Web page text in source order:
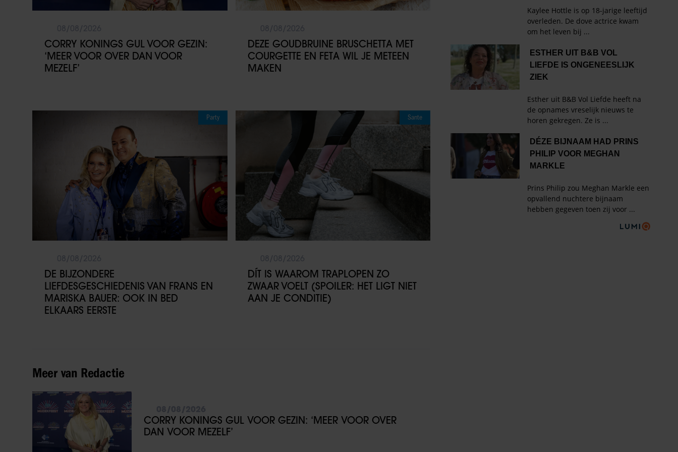
CORRY KONINGS GUL VOOR GEZIN:
‘MEER VOOR OVER DAN VOOR
MEZELF’
DEZE GOUDBRUINE BRUSCHETTA MET
COURGETTE EN FETA WIL JE METEEN
MAKEN
Party
DE BIJZONDERE
LIEFDESGESCHIEDENIS VAN FRANS EN
MARISKA BAUER: OOK IN BED
ELKAARS EERSTE
Sante
DÍT IS WAAROM TRAPLOPEN ZO
ZWAAR VOELT (SPOILER: HET LIGT NIET
AAN JE CONDITIE)
Meer van Redactie
CORRY KONINGS GUL VOOR GEZIN: ‘MEER VOOR OVER
DAN VOOR MEZELF’
HET LAATSTE SHOWBIZZ
NIEUWS IN JE INBOX?
Met de Showbuzz-nieuwsbrief krijg je twee keer per
week alle buzz over de showbizz en de royals in je
mailbox.